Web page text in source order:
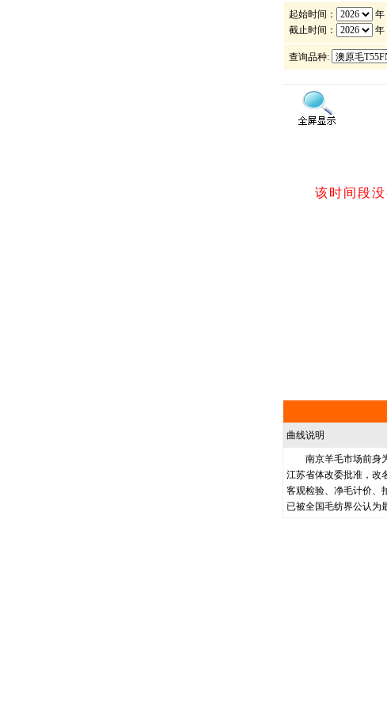
曲线说明
南京羊毛市场前身为
江苏省体改委批准，改
客观检验、净毛计价、
已被全国毛纺界公认为